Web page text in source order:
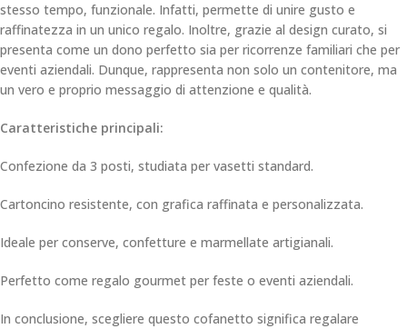
stesso tempo, funzionale. Infatti, permette di unire gusto e
raffinatezza in un unico regalo. Inoltre, grazie al design curato, si
presenta come un dono perfetto sia per ricorrenze familiari che per
eventi aziendali. Dunque, rappresenta non solo un contenitore, ma
un vero e proprio messaggio di attenzione e qualità.
Caratteristiche principali:
Confezione da 3 posti, studiata per vasetti standard.
Cartoncino resistente, con grafica raffinata e personalizzata.
Ideale per conserve, confetture e marmellate artigianali.
Perfetto come regalo gourmet per feste o eventi aziendali.
In conclusione, scegliere questo cofanetto significa regalare